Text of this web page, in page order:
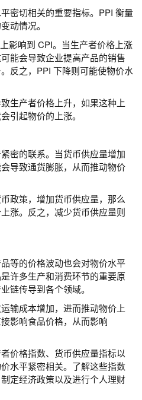
密切相关的重要指标。PPI 衡量
动情况。
影响到 CPI。当生产者价格上涨
能会导致企业提高产品的销售
反之，PPI 下降则可能使物价水
生产者价格上升，如果这种上
引起物价的上涨。
密的联系。当货币供应量增加
导致通货膨胀，从而推动物价
政策，增加货币供应量，那么
涨。反之，减少货币供应量则
等的价格波动也会对物价水平
许多生产和消费环节的重要原
链传导到各个领域。
输成本增加，进而推动物价上
影响食品价格，从而影响
价格指数、货币供应量指标以
水平紧密相关。了解这些指数
定经济政策以及进行个人理财